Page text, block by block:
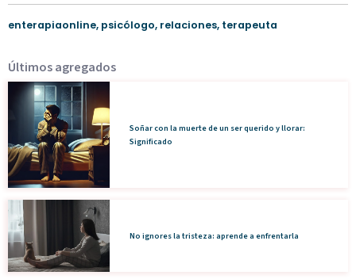
enterapiaonline, psicólogo, relaciones, terapeuta
Últimos agregados
Soñar con la muerte de un ser querido y llorar:
Significado
No ignores la tristeza: aprende a enfrentarla